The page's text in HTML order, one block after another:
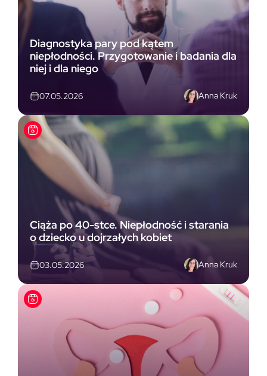
Diagnostyka pary pod kątem
niepłodności. Przygotowanie i badania dla
niej i dla niego
07.05.2026 Anna Kruk
Ciąża po 40-stce. Niepłodność i starania
o dziecko u dojrzałych kobiet
03.05.2026 Anna Kruk